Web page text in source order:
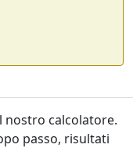
nostro calcolatore.
passo, risultati